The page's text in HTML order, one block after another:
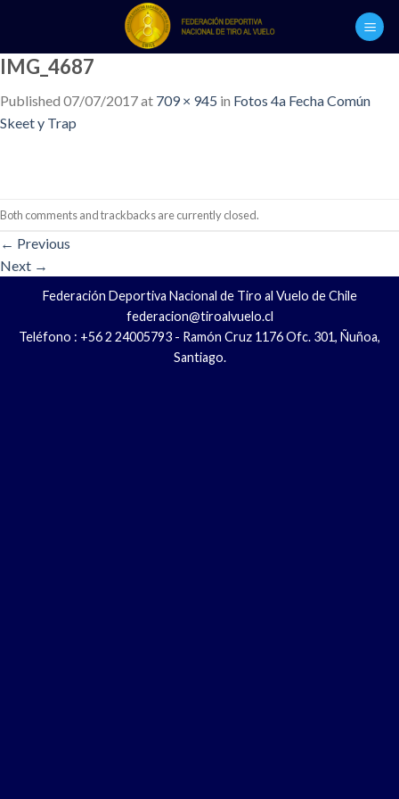
content
IMG_4687
Published 07/07/2017at 709 × 945 in Fotos 4a Fecha Común
Skeet y Trap
Both comments and trackbacks are currently closed.
← Previous
Next →
Federación Deportiva Nacional de Tiro al Vuelo de Chile
federacion@tiroalvuelo.cl
Teléfono : +56 2 24005793 - Ramón Cruz 1176 Ofc. 301, Ñuñoa,
Santiago.